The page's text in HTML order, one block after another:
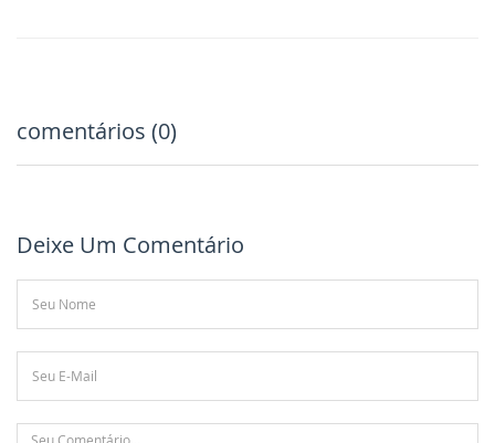
comentários (0)
Deixe Um Comentário